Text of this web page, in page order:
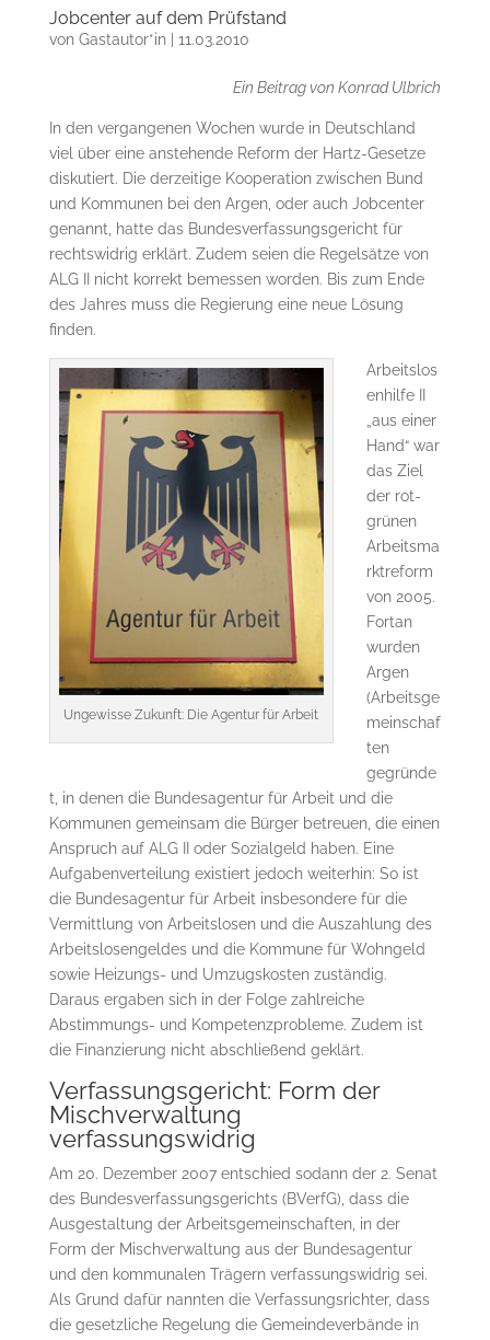
Jobcenter auf dem Prüfstand
von Gastautor*in| 11.03.2010
Ein Beitrag von Konrad Ulbrich
In den vergangenen Wochen wurde in Deutschland
viel über eine anstehende Reform der Hartz-Gesetze
diskutiert. Die derzeitige Kooperation zwischen Bund
und Kommunen bei den Argen, oder auch Jobcenter
genannt, hatte das Bundesverfassungsgericht für
rechtswidrig erklärt. Zudem seien die Regelsätze von
ALG II nicht korrekt bemessen worden. Bis zum Ende
des Jahres muss die Regierung eine neue Lösung
finden.
Ungewisse Zukunft: Die Agentur für Arbeit
Arbeitslos
enhilfe II
„aus einer
Hand“ war
das Ziel
der rot-
grünen
Arbeitsma
rktreform
von 2005.
Fortan
wurden
Argen
(Arbeitsge
meinschaf
ten
gegründe
t, in denen die Bundesagentur für Arbeit und die
Kommunen gemeinsam die Bürger betreuen, die einen
Anspruch auf ALG II oder Sozialgeld haben. Eine
Aufgabenverteilung existiert jedoch weiterhin: So ist
die Bundesagentur für Arbeit insbesondere für die
Vermittlung von Arbeitslosen und die Auszahlung des
Arbeitslosengeldes und die Kommune für Wohngeld
sowie Heizungs- und Umzugskosten zuständig.
Daraus ergaben sich in der Folge zahlreiche
Abstimmungs- und Kompetenzprobleme. Zudem ist
die Finanzierung nicht abschließend geklärt.
Verfassungsgericht: Form der
Mischverwaltung
verfassungswidrig
Am 20. Dezember 2007 entschied sodann der 2. Senat
des Bundesverfassungsgerichts (BVerfG), dass die
Ausgestaltung der Arbeitsgemeinschaften, in der
Form der Mischverwaltung aus der Bundesagentur
und den kommunalen Trägern verfassungswidrig sei.
Als Grund dafür nannten die Verfassungsrichter, dass
die gesetzliche Regelung die Gemeindeverbände in